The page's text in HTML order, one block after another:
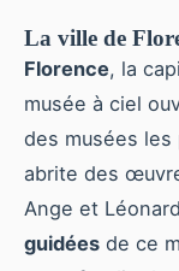
La ville de
Florence, la
musée à ciel
des musées les
abrite des
Ange et
guidées de ce